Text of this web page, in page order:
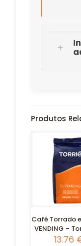
Produtos
Café Torrado
VENDING –
13.76